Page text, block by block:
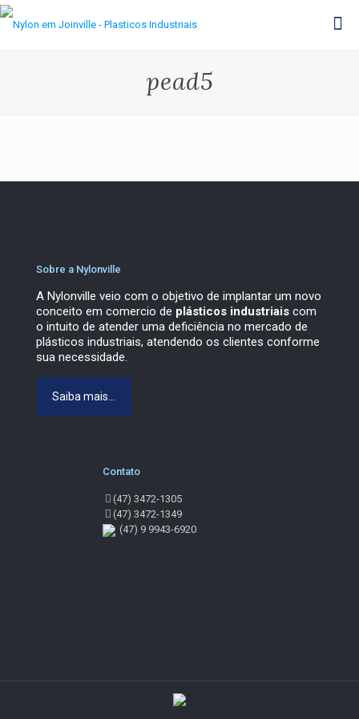
pead5
Sobre a Nylonville
A Nylonville veio com o objetivo de implantar um novo
conceito em comercio de plásticos industriais com
o intuito de atender uma deficiência no mercado de
plásticos industriais, atendendo os clientes conforme
sua necessidade.
Saiba mais...
Contato
(47) 3472-1305
(47) 3472-1349
(47) 9 9943-6920